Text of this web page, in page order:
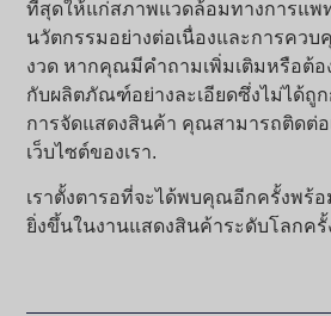
ที่สุดให้แก่สภาพแวดล้อมทางการแพ
นวัตกรรมอย่างต่อเนื่องและการคว
งวด หากคุณมีคำถามเพิ่มเติมหรือต้อ
กับผลิตภัณฑ์อย่างละเอียดซึ่งไม่ได้ถูก
การจัดแสดงสินค้า คุณสามารถติดต่อ
เว็บไซต์ของเรา.
เราตั้งตารอที่จะได้พบคุณอีกครั้งพร้
ยิ่งขึ้นในงานแสดงสินค้าระดับโลกครั้